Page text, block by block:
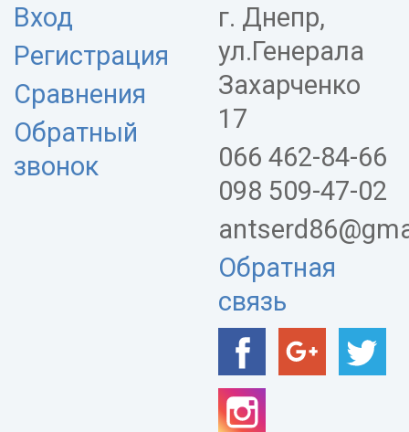
Вход
Регистрация
Сравнения
Обратный
звонок
г. Днепр,
ул.Генерала
Захарченко
17
066 462-84-66
098 509-47-02
Обратная
связь